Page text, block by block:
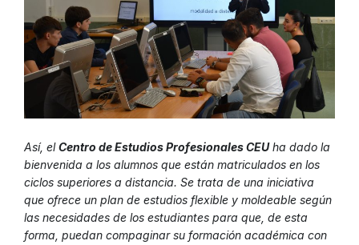
Así, elCentro de Estudios Profesionales CEUha dado la
bienvenida a los alumnos que están matriculados en los
ciclos superiores a distancia. Se trata de una iniciativa
que ofrece un plan de estudios flexible y moldeable según
las necesidades de los estudiantes para que, de esta
forma, puedan compaginar su formación académica con